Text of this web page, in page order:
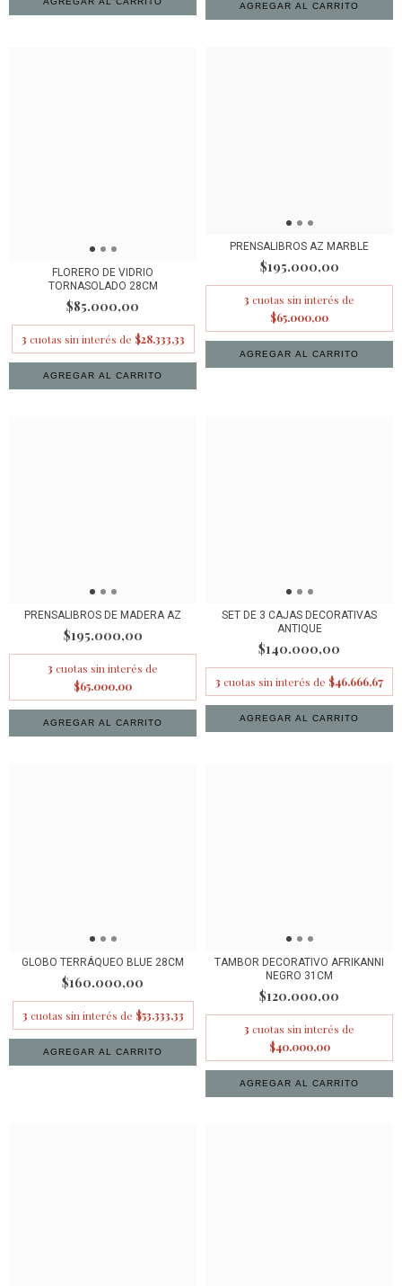
FLORERO DE VIDRIO
TORNASOLADO 28CM
$85.000,00
3 cuotas sin interés de $28.333,33
PRENSALIBROS AZ MARBLE
$195.000,00
3 cuotas sin interés de
$65.000,00
PRENSALIBROS DE MADERA AZ
$195.000,00
3 cuotas sin interés de
$65.000,00
SET DE 3 CAJAS DECORATIVAS
ANTIQUE
$140.000,00
3 cuotas sin interés de $46.666,67
GLOBO TERRÁQUEO BLUE 28CM
$160.000,00
3 cuotas sin interés de $53.333,33
TAMBOR DECORATIVO AFRIKANNI
NEGRO 31CM
$120.000,00
3 cuotas sin interés de
$40.000,00